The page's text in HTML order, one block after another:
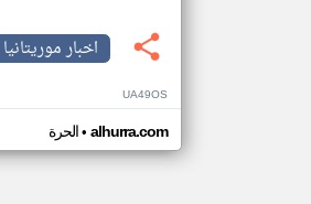
اخبار موريتانيا
UA49OS
الحرة• alhurra.com